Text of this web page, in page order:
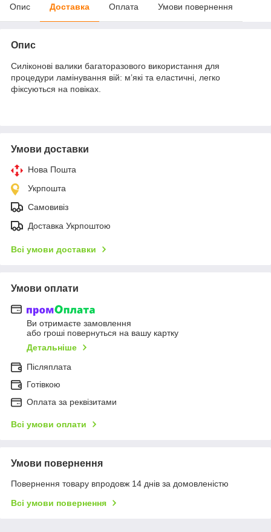
Опис Доставка Оплата Умови повернення
Опис
Силіконові валики багаторазового використання для
процедури ламінування вій: м’які та еластичні, легко
фіксуються на повіках.
Умови доставки
Нова Пошта
Укрпошта
Самовивіз
Доставка Укрпоштою
Всі умови доставки
Умови оплати
Ви отримаєте замовлення
або гроші повернуться на вашу картку
Детальніше
Післяплата
Готівкою
Оплата за реквізитами
Всі умови оплати
Умови повернення
Повернення товару впродовж 14 днів за домовленістю
Всі умови повернення